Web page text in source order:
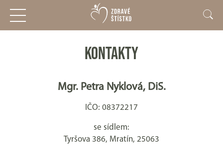
KONTAKTY
Mgr. Petra Nyklová, DiS.
IČO: 08372217
se sídlem:
Tyršova 386, Mratín, 25063